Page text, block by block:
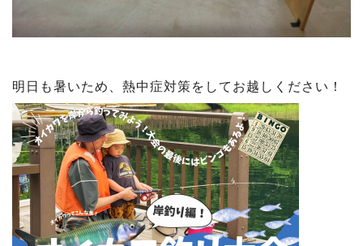
明日も暑いため、熱中症対策をしてお越しください！